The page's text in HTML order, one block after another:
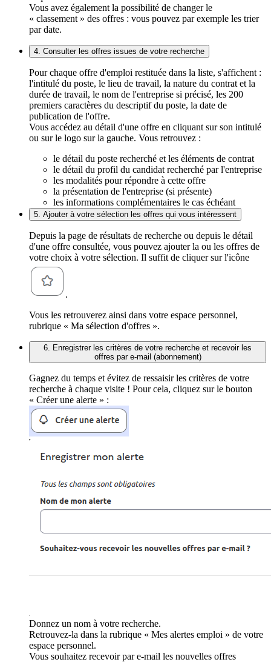
Vous avez également la possibilité de changer le
« classement » des offres : vous pouvez par exemple les trier
par date.
4. Consulter les offres issues de votre recherche
Pour chaque offre d'emploi restituée dans la liste, s'affichent :
l'intitulé du poste, le lieu de travail, la nature du contrat et la
durée de travail, le nom de l'entreprise si précisé, les 200
premiers caractères du descriptif du poste, la date de
publication de l'offre.
Vous accédez au détail d'une offre en cliquant sur son intitulé
ou sur le logo sur la gauche. Vous retrouvez :
le détail du poste recherché et les éléments de contrat
le détail du profil du candidat recherché par l'entreprise
les modalités pour répondre à cette offre
la présentation de l'entreprise (si présente)
les informations complémentaires le cas échéant
5. Ajouter à votre sélection les offres qui vous intéressent
Depuis la page de résultats de recherche ou depuis le détail
d'une offre consultée, vous pouvez ajouter la ou les offres de
votre choix à votre sélection. Il suffit de cliquer sur l'icône
.
Vous les retrouverez ainsi dans votre espace personnel,
rubrique « Ma sélection d'offres ».
6. Enregistrer les critères de votre recherche et recevoir les
offres par e-mail (abonnement)
Gagnez du temps et évitez de ressaisir les critères de votre
recherche à chaque visite ! Pour cela, cliquez sur le bouton
« Créer une alerte » :
Donnez un nom à votre recherche.
Retrouvez-la dans la rubrique « Mes alertes emploi » de votre
espace personnel.
Vous souhaitez recevoir par e-mail les nouvelles offres